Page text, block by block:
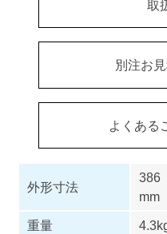
取
別注お
よくある
外形寸法
386
mm
重量